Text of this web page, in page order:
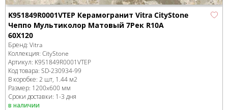
K951849R0001VTEP Керамогранит Vitra CityStone
Чеппо Мультиколор Матовый 7Рек R10A
60X120
Бренд: Vitra
Коллекция: CityStone
Артикул: K951849R0001VTEP
Код товара: SD-230934-99
В коробке: 2 шт, 1.44 м2
Размер: 1200x600 мм
Сроки доставки: 1-3 дня
в наличии